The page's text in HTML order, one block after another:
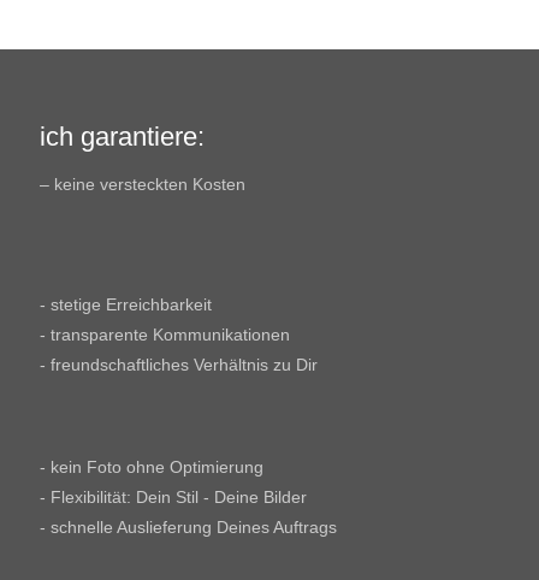
ich garantiere:
– keine versteckten Kosten
- stetige Erreichbarkeit
- transparente Kommunikationen
- freundschaftliches Verhältnis zu Dir
- kein Foto ohne Optimierung
- Flexibilität: Dein Stil - Deine Bilder
- schnelle Auslieferung Deines Auftrags